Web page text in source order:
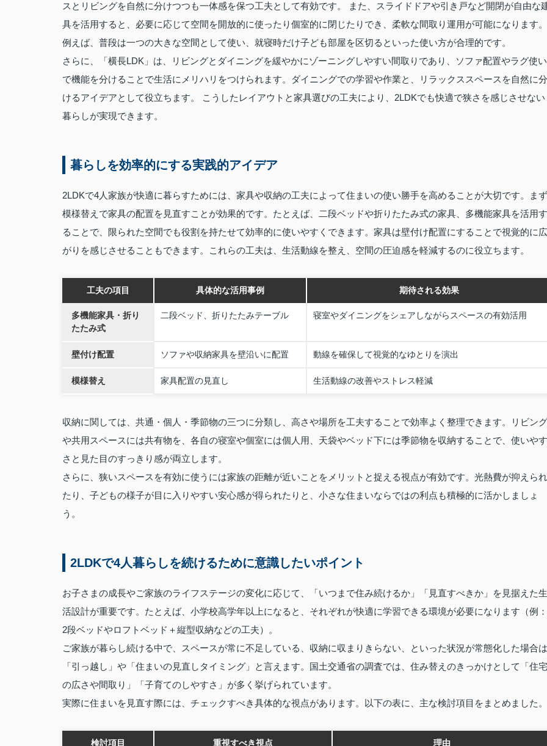
スとリビングを自然に分けつつも一体感を保つ工夫として有効です。 また、スライドドアや引き戸など開閉が自由な
具を活用すると、必要に応じて空間を開放的に使ったり個室的に閉じたりでき、柔軟な間取り運用が可能になります。
例えば、普段は一つの大きな空間として使い、就寝時だけ子ども部屋を区切るといった使い方が合理的です。
さらに、「横長LDK」は、リビングとダイニングを緩やかにゾーニングしやすい間取りであり、ソファ配置やラグ使い
で機能を分けることで生活にメリハリをつけられます。ダイニングでの学習や作業と、リラックススペースを自然に分
けるアイデアとして役立ちます。 こうしたレイアウトと家具選びの工夫により、2LDKでも快適で狭さを感じさせない
暮らしが実現できます。
暮らしを効率的にする実践的アイデア
2LDKで4人家族が快適に暮らすためには、家具や収納の工夫によって住まいの使い勝手を高めることが大切です。まず
模様替えで家具の配置を見直すことが効果的です。たとえば、二段ベッドや折りたたみ式の家具、多機能家具を活用す
ることで、限られた空間でも役割を持たせて効率的に使いやすくできます。家具は壁付け配置にすることで視覚的に広
がりを感じさせることもできます。これらの工夫は、生活動線を整え、空間の圧迫感を軽減するのに役立ちます。
工夫の項目 具体的な活用事例 期待される効果
多機能家具・折り
たたみ式
二段ベッド、折りたたみテーブル 寝室やダイニングをシェアしながらスペースの有効活用
壁付け配置 ソファや収納家具を壁沿いに配置 動線を確保して視覚的なゆとりを演出
模様替え 家具配置の見直し 生活動線の改善やストレス軽減
収納に関しては、共通・個人・季節物の三つに分類し、高さや場所を工夫することで効率よく整理できます。リビング
や共用スペースには共有物を、各自の寝室や個室には個人用、天袋やベッド下には季節物を収納することで、使いやす
さと見た目のすっきり感が両立します。
さらに、狭いスペースを有効に使うには家族の距離が近いことをメリットと捉える視点が有効です。光熱費が抑えられ
たり、子どもの様子が目に入りやすい安心感が得られたりと、小さな住まいならではの利点も積極的に活かしましょ
う。
2LDKで4人暮らしを続けるために意識したいポイント
お子さまの成長やご家族のライフステージの変化に応じて、「いつまで住み続けるか」「見直すべきか」を見据えた生
活設計が重要です。たとえば、小学校高学年以上になると、それぞれが快適に学習できる環境が必要になります（例：
2段ベッドやロフトベッド＋縦型収納などの工夫）。
ご家族が暮らし続ける中で、スペースが常に不足している、収納に収まりきらない、といった状況が常態化した場合は
「引っ越し」や「住まいの見直しタイミング」と言えます。国土交通省の調査では、住み替えのきっかけとして「住宅
の広さや間取り」「子育てのしやすさ」が多く挙げられています。
実際に住まいを見直す際には、チェックすべき具体的な視点があります。以下の表に、主な検討項目をまとめました。
検討項目 重視すべき視点 理由